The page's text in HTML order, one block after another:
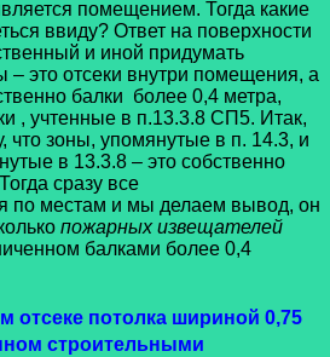
помещением. Тогда какие
ввиду? Ответ на поверхности
и иной придумать
– это отсеки внутри помещения, а
балки более 0,4 метра,
, учтенные в п.13.3.8 СП5. Итак,
что зоны, упомянутые в п. 14.3, и
в 13.3.8 – это собственно
сразу все
по местам и мы делаем вывод, он
пожарных извещателей
балками более 0,4
отсеке потолка шириной 0,75
строительными